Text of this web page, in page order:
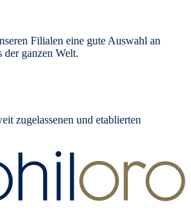
Filialen eine gute Auswahl an
der ganzen Welt.
zugelassenen und etablierten